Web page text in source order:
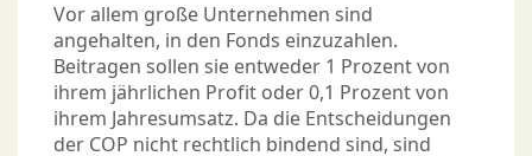
Vor allem große Unternehmen sind
angehalten, in den Fonds einzuzahlen.
Beitragen sollen sie entweder 1 Prozent von
ihrem jährlichen Profit oder 0,1 Prozent von
ihrem Jahresumsatz. Da die Entscheidungen
der COP nicht rechtlich bindend sind, sind